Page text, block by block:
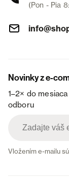
(Pon - Pia
Novinky z e-
1–2× do
odboru
Vložením e-mailu